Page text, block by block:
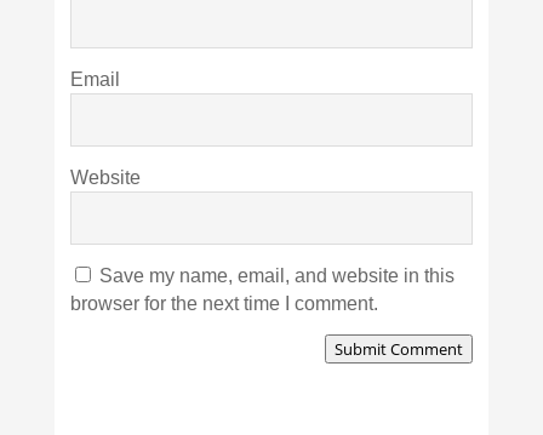
Email
Website
Save my name, email, and website in this
browser for the next time I comment.
Submit Comment